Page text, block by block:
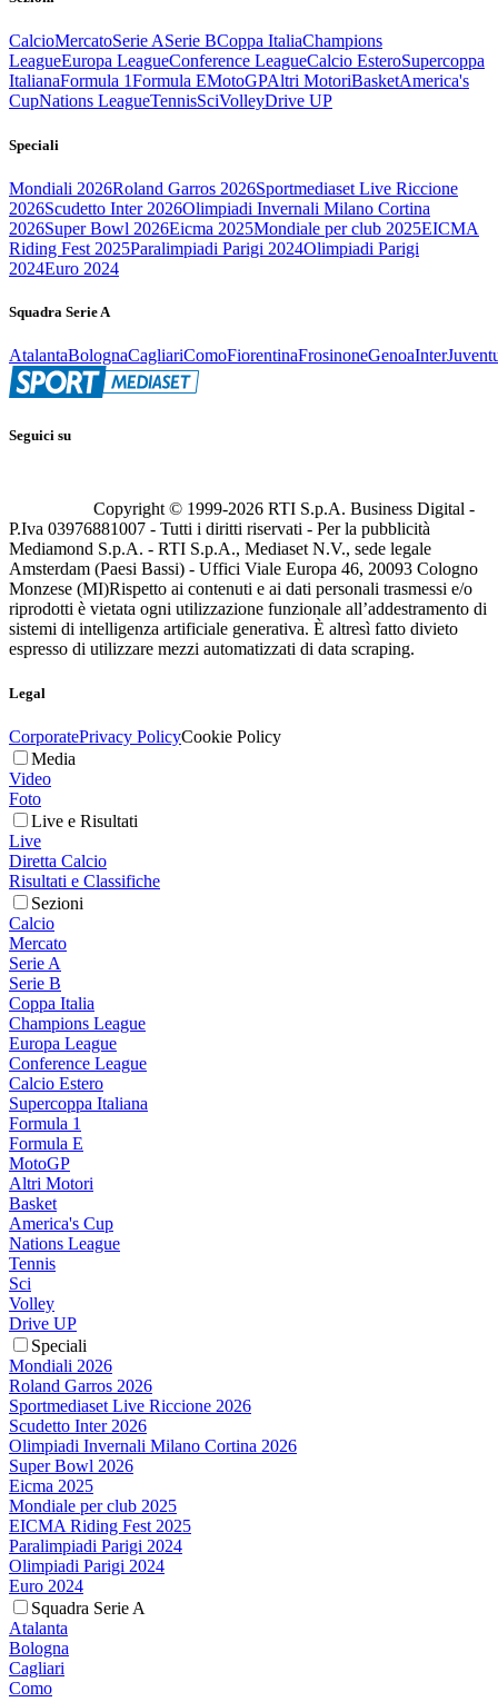
CalcioMercatoSerie ASerie BCoppa ItaliaChampions
LeagueEuropa LeagueConference LeagueCalcio EsteroSupercoppa
ItalianaFormula 1Formula EMotoGPAltri MotoriBasketAmerica's
CupNations LeagueTennisSciVolleyDrive UP
Speciali
Mondiali 2026Roland Garros 2026Sportmediaset Live Riccione
2026Scudetto Inter 2026Olimpiadi Invernali Milano Cortina
2026Super Bowl 2026Eicma 2025Mondiale per club 2025EICMA
Riding Fest 2025Paralimpiadi Parigi 2024Olimpiadi Parigi
2024Euro 2024
Squadra Serie A
AtalantaBolognaCagliariComoFiorentinaFrosinoneGenoaInter
Seguici su
Copyright © 1999-2026 RTI S.p.A. Business Digital -
P.Iva 03976881007 - Tutti i diritti riservati - Per la pubblicità
Mediamond S.p.A. - RTI S.p.A., Mediaset N.V., sede legale
Amsterdam (Paesi Bassi) - Uffici Viale Europa 46, 20093 Cologno
Monzese (MI)Rispetto ai contenuti e ai dati personali trasmessi e/o
riprodotti è vietata ogni utilizzazione funzionale all’addestramento di
sistemi di intelligenza artificiale generativa. È altresì fatto divieto
espresso di utilizzare mezzi automatizzati di data scraping.
Legal
CorporatePrivacy PolicyCookie Policy
Media
Video
Foto
Live e Risultati
Live
Diretta Calcio
Risultati e Classifiche
Sezioni
Calcio
Mercato
Serie A
Serie B
Coppa Italia
Champions League
Europa League
Conference League
Calcio Estero
Supercoppa Italiana
Formula 1
Formula E
MotoGP
Altri Motori
Basket
America's Cup
Nations League
Tennis
Sci
Volley
Drive UP
Speciali
Mondiali 2026
Roland Garros 2026
Sportmediaset Live Riccione 2026
Scudetto Inter 2026
Olimpiadi Invernali Milano Cortina 2026
Super Bowl 2026
Eicma 2025
Mondiale per club 2025
EICMA Riding Fest 2025
Paralimpiadi Parigi 2024
Olimpiadi Parigi 2024
Euro 2024
Squadra Serie A
Atalanta
Bologna
Cagliari
Como